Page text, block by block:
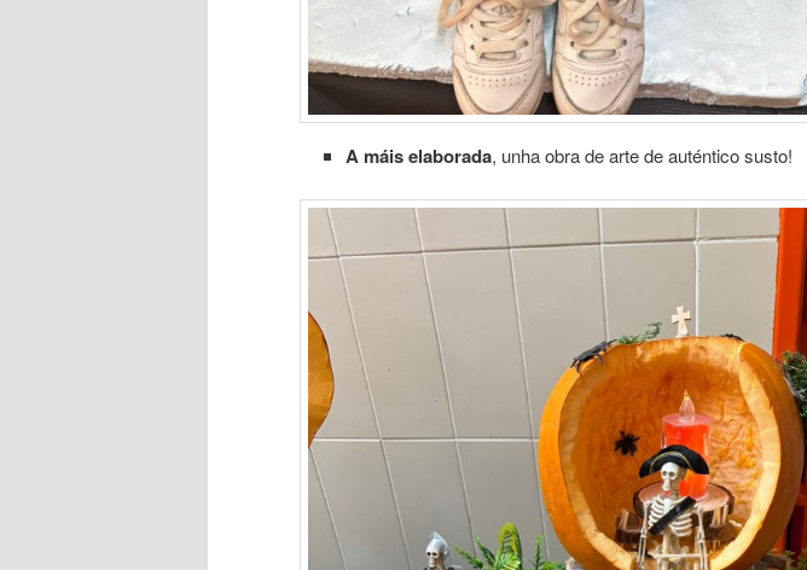
A máis elaborada, unha obra de arte de auténtico susto!